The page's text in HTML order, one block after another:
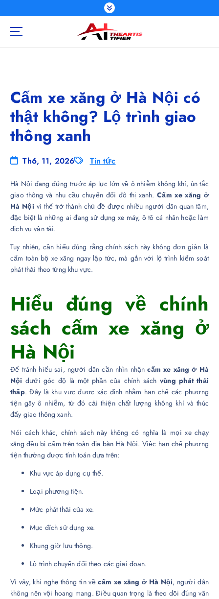
k
t
Cấm xe xăng ở Hà Nội có
thật không? Lộ trình giao
thông xanh
Th6, 11, 2026 Tin tức
Hà Nội đang đứng trước áp lực lớn về ô nhiễm không khí, ùn tắc
giao thông và nhu cầu chuyển đổi đô thị xanh.Cấm xe xăng ở
Hà Nội vì thế trở thành chủ đề được nhiều người dân quan tâm,
đặc biệt là những ai đang sử dụng xe máy, ô tô cá nhân hoặc làm
dịch vụ vận tải.
Tuy nhiên, cần hiểu đúng rằng chính sách này không đơn giản là
cấm toàn bộ xe xăng ngay lập tức, mà gắn với lộ trình kiểm soát
phát thải theo từng khu vực.
Hiểu đúng về chính
sách cấm xe xăng ở
Hà Nội
Để tránh hiểu sai, người dân cần nhìn nhậncấm xe xăng ở Hà
Nội dưới góc độ là một phần của chính sáchvùng phát thải
thấp. Đây là khu vực được xác định nhằm hạn chế các phương
tiện gây ô nhiễm, từ đó cải thiện chất lượng không khí và thúc
đẩy giao thông xanh.
Nói cách khác, chính sách này không có nghĩa là mọi xe chạy
xăng đều bị cấm trên toàn địa bàn Hà Nội. Việc hạn chế phương
tiện thường được tính toán dựa trên:
Khu vực áp dụng cụ thể.
Loại phương tiện.
Mức phát thải của xe.
Mục đích sử dụng xe.
Khung giờ lưu thông.
Lộ trình chuyển đổi theo các giai đoạn.
Vì vậy, khi nghe thông tin vềcấm xe xăng ở Hà Nội, người dân
không nên vội hoang mang. Điều quan trọng là theo dõi đúng văn